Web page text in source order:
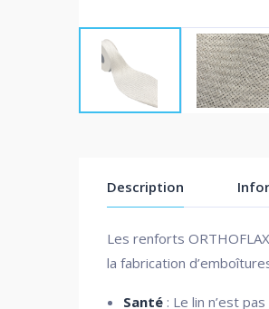
Description
Les renforts
la fabrication
Santé : Le lin n’est